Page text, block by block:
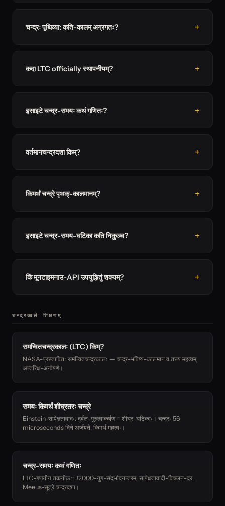
चन्द्रः पृथिव्या: कति-कालम् अग्रगतः?
कदा LTC officially स्थापनीयम्?
इसाइटे चन्द्र-समयः कथं गणितः?
वर्तमानचन्द्रदशा किम्?
किमर्थं चन्द्रे पृथक्-कालमानम्?
इसाइटे चन्द्र-समय-घटिका कति निकुञ्च?
किं मूनटाइमनाउ-API उपयुञ्जितुं शक्यम्?
चन्द्रकाले शिक्षणम्
समन्वितचन्द्रकालः (LTC) किम्?
NASA-प्रस्तावितः समन्वितचन्द्रकालः — चन्द्र-भविष्य-कालमान व तस्य महत्वम्
अन्तरिक्ष-अन्वेषणे।
समयः किमर्थं शीघ्रतरः चन्द्रे
Einstein-सापेक्षतावादः: दुर्बल-गुरुत्वाकर्षणं = शीघ्र-घटिकाः। चन्द्रः 56
microseconds दिने अर्जयते, किमर्थं महत्वः।
चन्द्र-समयः कथं गणितः
LTC-गणनीय तकनीकः: J2000-युग-संदर्भादनन्तरम्, सापेक्षतावादी-विचलन-दर,
Meeus-सूत्रे चन्द्रदशा।